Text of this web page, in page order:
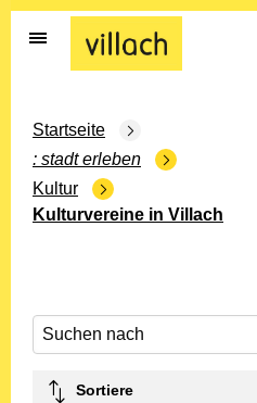
Gehe zur Startseite
Startseite
stadt erleben
Kultur
Kulturvereine in Villach
Suchen nach
Sortiere